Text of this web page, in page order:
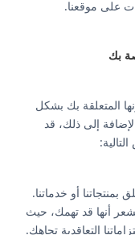
على موقعنا.
بك
المتعلقة بك بشكل
إلى ذلك، قد
بمنتجاتنا أو خدماتنا.
أنها قد تهمك، حيث
التعاقدية تجاهك.